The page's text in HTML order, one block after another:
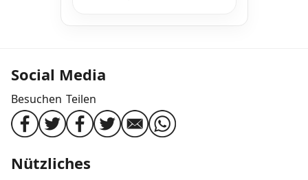
Social Media
Besuchen Teilen
Nützliches